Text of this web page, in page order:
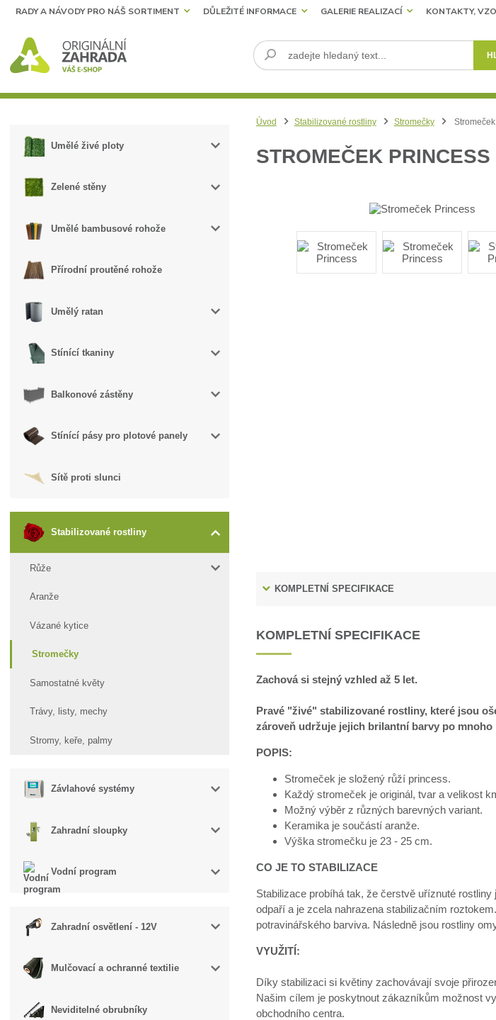
RADY A NÁVODY PRO NÁŠ SORTIMENT DŮLEŽITÉ INFORMACE GALERIE REALIZACÍ KONTAKTY,
Umělé živé ploty
Zelené stěny
Umělé bambusové rohože
Přírodní proutěné rohože
Umělý ratan
Stínící tkaniny
Balkonové zástěny
Stínící pásy pro plotové panely
Sítě proti slunci
Stabilizované rostliny
Růže
Aranže
Vázané kytice
Stromečky
Samostatné květy
Trávy, listy, mechy
Stromy, keře, palmy
Závlahové systémy
Zahradní sloupky
Vodní program
Zahradní osvětlení - 12V
Mulčovací a ochranné textilie
Neviditelné obrubníky
Úvod Stabilizované rostliny Stromečky
STROMEČEK PRINCESS
KOMPLETNÍ SPECIFIKACE
KOMPLETNÍ SPECIFIKACE
Zachová si stejný vzhled až 5 let.
Pravé "živé" stabilizované rostliny, které jsou
zároveň udržuje jejich brilantní barvy po mnoho
POPIS:
Stromeček je složený růží princess.
Každý stromeček je originál, tvar a velikost
Možný výběr z různých barevných variant.
Keramika je součástí aranže.
Výška stromečku je 23 - 25 cm.
CO JE TO STABILIZACE
Stabilizace probíhá tak, že čerstvě uříznuté
odpaří a je zcela nahrazena stabilizačním
potravinářského barviva. Následně jsou rostliny
VYUŽITÍ:
Díky stabilizaci si květiny zachovávají svoje
Našim cílem je poskytnout zákazníkům možnost
obchodního centra.